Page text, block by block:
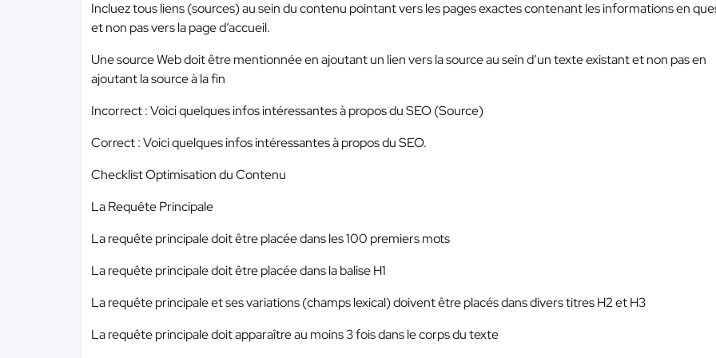
Incluez tous liens (sources) au sein du contenu pointant vers les pages exactes contenant les informations en
et non pas vers la page d’accueil.
Une source Web doit être mentionnée en ajoutant un lien vers la source au sein d’un texte existant et non pas en
ajoutant la source à la fin
Incorrect : Voici quelques infos intéressantes à propos du SEO (Source)
Correct : Voici quelques infos intéressantes à propos du SEO.
Checklist Optimisation du Contenu
La Requête Principale
La requête principale doit être placée dans les 100 premiers mots
La requête principale doit être placée dans la balise H1
La requête principale et ses variations (champs lexical) doivent être placés dans divers titres H2 et H3
La requête principale doit apparaître au moins 3 fois dans le corps du texte